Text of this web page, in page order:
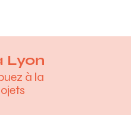
Lyon
à la